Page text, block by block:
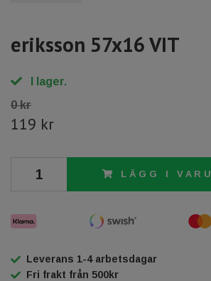
eriksson 57x16 VIT
I lager.
0 kr
119 kr
LÄGG I
Leverans 1-4 arbetsdagar
Fri frakt från 500kr